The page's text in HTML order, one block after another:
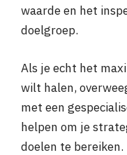
waarde en het
doelgroep.
Als je echt het
wilt halen,
met een
helpen om je
doelen te bereiken.